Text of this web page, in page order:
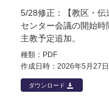
5/28修正：【教区・伝
センター会議の開始時
主教予定追加。
PDF
2026年5月27日
ダウンロード